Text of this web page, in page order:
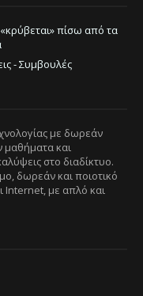
πίσω από τα
- Συμβουλές
με δωρεάν
μαθήματα και
στο διαδίκτυο.
δωρεάν και ποιοτικό
Internet, με απλό και